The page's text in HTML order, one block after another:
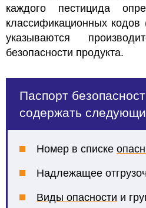
каждого пестицида
классификационных
указываются
безопасности продукта.
Паспорт
содержать
Номер в списке
Надлежащее
Виды опасности и